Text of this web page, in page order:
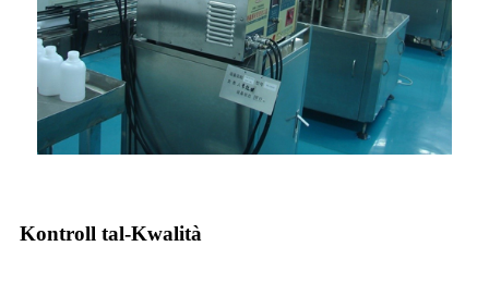
Kontroll tal-Kwalità